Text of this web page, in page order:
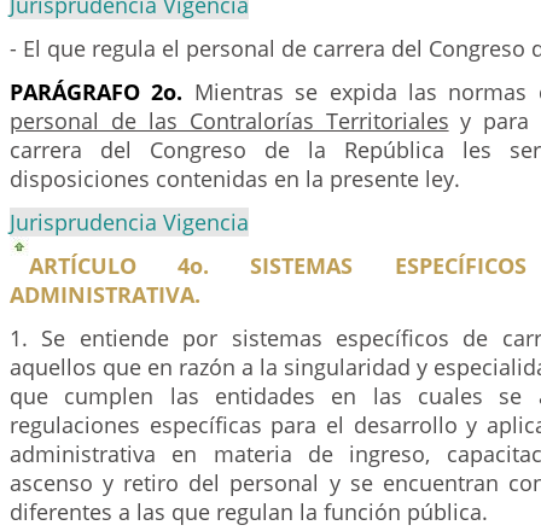
- El que regula el personal de carrera del Congreso
PARÁGRAFO 2o. Mientras se expida las
personal de las Contralorías Territoriales y para
carrera del Congreso de la República les
disposiciones contenidas en la presente ley.
Jurisprudencia Vigencia
ARTÍCULO 4o. SISTEMAS
ADMINISTRATIVA.
1. Se entiende por sistemas específicos de
aquellos que en razón a la singularidad y
que cumplen las entidades en las cuales se
regulaciones específicas para el desarrollo y
administrativa en materia de ingreso,
ascenso y retiro del personal y se encuentran
diferentes a las que regulan la función pública.